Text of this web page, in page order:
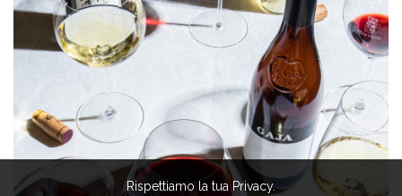
Rispettiamo la tua Privacy.